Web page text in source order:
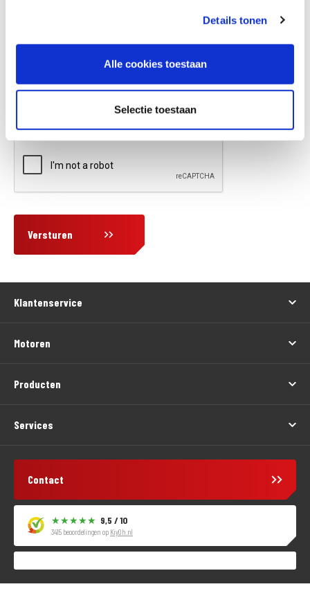
Details tonen
Alle cookies toestaan
Selectie toestaan
Vraag en/of opmerking
Versturen
Klantenservice
Motoren
Producten
Services
Contact
9,5 / 10
3415 beoordelingen op KiyOh.nl